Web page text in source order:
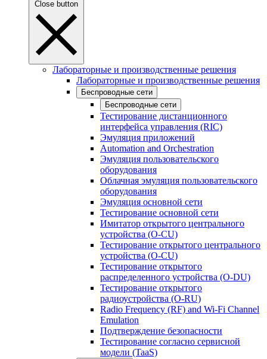
Close button
Лабораторные и производственные решения
Лабораторные и производственные решения
Беспроводные сети
Беспроводные сети
Тестирование дистанционного
интерфейса управления (RIC)
Эмуляция приложений
Automation and Orchestration
Эмуляция пользовательского
оборудования
Облачная эмуляция пользовательского
оборудования
Эмуляция основной сети
Тестирование основной сети
Имитатор открытого центрального
устройства (O-CU)
Тестирование открытого центрального
устройства (O-CU)
Тестирование открытого
распределенного устройства (O-DU)
Тестирование открытого
радиоустройства (O-RU)
Radio Frequency (RF) and Wi-Fi Channel
Emulation
Подтверждение безопасности
Тестирование согласно сервисной
модели (TaaS)